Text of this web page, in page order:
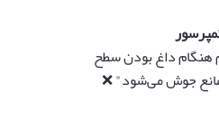
هنگام داغ بودن سطح
جوش می‌شود" ❌